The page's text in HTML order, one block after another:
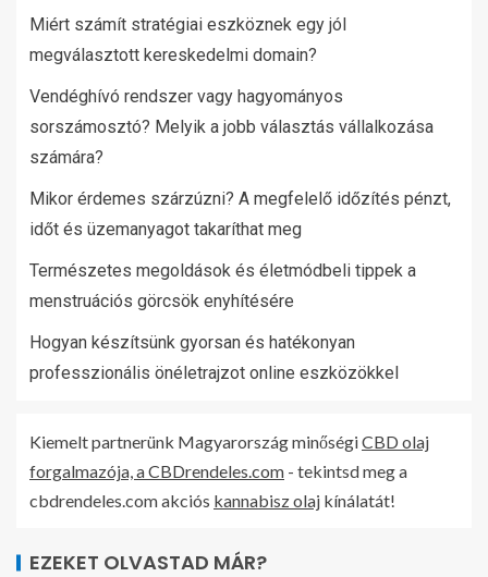
Miért számít stratégiai eszköznek egy jól
megválasztott kereskedelmi domain?
Vendéghívó rendszer vagy hagyományos
sorszámosztó? Melyik a jobb választás vállalkozása
számára?
Mikor érdemes szárzúzni? A megfelelő időzítés pénzt,
időt és üzemanyagot takaríthat meg
Természetes megoldások és életmódbeli tippek a
menstruációs görcsök enyhítésére
Hogyan készítsünk gyorsan és hatékonyan
professzionális önéletrajzot online eszközökkel
Kiemelt partnerünk Magyarország minőségiCBD olaj
forgalmazója, a CBDrendeles.com - tekintsd meg a
cbdrendeles.com akciós kannabisz olaj kínálatát!
EZEKET OLVASTAD MÁR?